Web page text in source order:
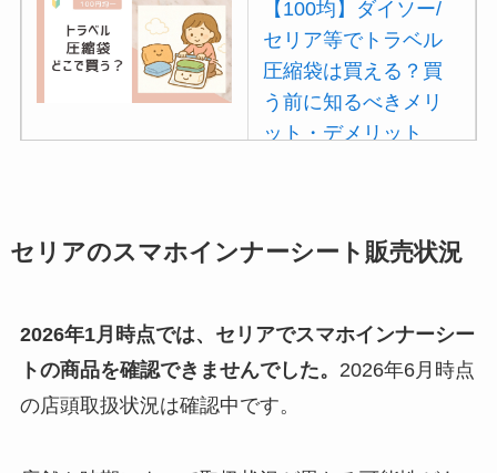
【100均】ダイソー/
セリア等でトラベル
圧縮袋は買える？買
う前に知るべきメリ
ット・デメリット
セリア等でポイズン
を解説！
【100均】ダイソー/
セリア等でフロアラ
セリアのスマホインナーシート販売状況
2026年1月時点では、セリアでスマホインナーシー
トの商品を確認できませんでした。 2026年6月時点
の店頭取扱状況は確認中です。